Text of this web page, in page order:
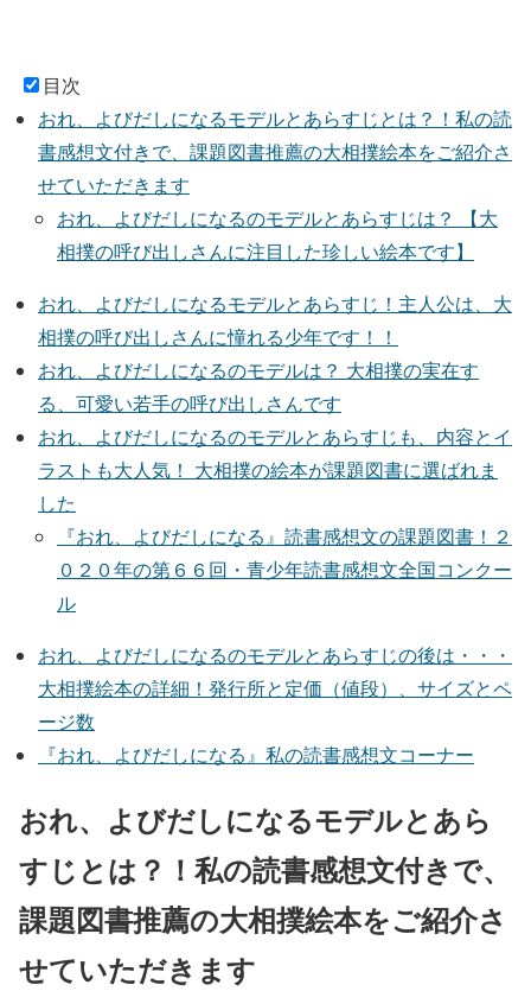
目次
おれ、よびだしになるモデルとあらすじとは？！私の読
書感想文付きで、課題図書推薦の大相撲絵本をご紹介さ
せていただきます
おれ、よびだしになるのモデルとあらすじは？ 【大
相撲の呼び出しさんに注目した珍しい絵本です】
おれ、よびだしになるモデルとあらすじ！主人公は、大
相撲の呼び出しさんに憧れる少年です！！
おれ、よびだしになるのモデルは？ 大相撲の実在す
る、可愛い若手の呼び出しさんです
おれ、よびだしになるのモデルとあらすじも、内容とイ
ラストも大人気！ 大相撲の絵本が課題図書に選ばれま
した
『おれ、よびだしになる』読書感想文の課題図書！２
０２０年の第６６回・青少年読書感想文全国コンクー
ル
おれ、よびだしになるのモデルとあらすじの後は・・・
大相撲絵本の詳細！発行所と定価（値段）、サイズとペ
ージ数
『おれ、よびだしになる』私の読書感想文コーナー
おれ、よびだしになるモデルとあら
すじとは？！私の読書感想文付きで、
課題図書推薦の大相撲絵本をご紹介さ
せていただきます